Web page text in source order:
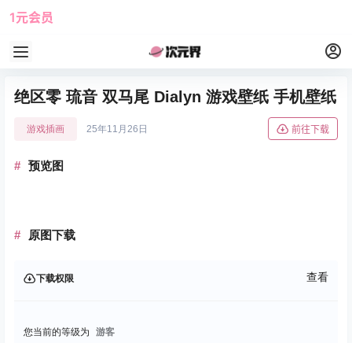
1元会员
绝区零 琉音 双马尾 Dialyn 游戏壁纸 手机壁纸
游戏插画 25年11月26日 前往下载
预览图
原图下载
下载权限 查看
您当前的等级为 游客